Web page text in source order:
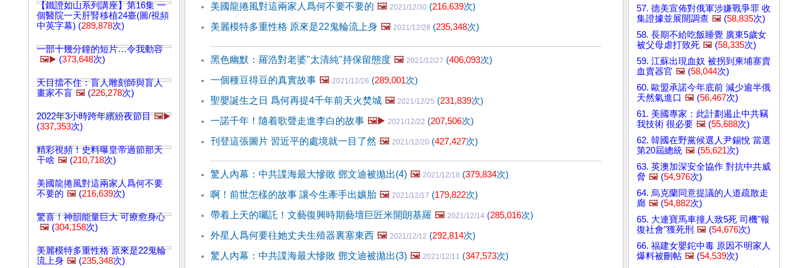
【鐵證如山系列講座】第16集 一
個醫院一天肝腎移植24臺(圖/視頻
中英字幕) (289,878次)
一部十幾分鐘的短片…令我動容
🖼️▶️ (373,648次)
天目擋不住：盲人雕刻師與盲人
畫家不盲 🖼️ (226,278次)
2022年3小時跨年繽紛夜節目 🖼️▶️
(337,353次)
精彩視頻！史料曝皇帝過節那天
干啥 🖼️ (210,718次)
美國龍捲風對這兩家人爲何不要
不要的 🖼️ (216,639次)
驚喜！神韻能量巨大 可療愈身心
🖼️ (304,158次)
美麗模特多重性格 原來是22鬼輪
流上身 🖼️ (235,348次)
美國龍捲風對這兩家人爲何不要不要的 🖼️ 2021/12/30 (216,639次)
美麗模特多重性格 原來是22鬼輪流上身 🖼️ 2021/12/28 (235,348次)
黑色幽默：羅浩對老婆"太清純"持保留態度 🖼️ 2021/12/27 (406,093次)
一個種豆得豆的真實故事 🖼️ 2021/12/26 (289,001次)
聖嬰誕生之日 爲何再提4千年前天火焚城 🖼️ 2021/12/25 (231,839次)
一諾千年！隨着歌聲走進李白的故事 🖼️▶️ 2021/12/22 (207,506次)
刊登這張圖片 習近平的處境就一目了然 🖼️ 2021/12/20 (427,427次)
驚人內幕：中共諜海最大慘敗 鄧文迪被拋出(4) 🖼️ 2021/12/18 (379,834次)
啊！前世怎樣的故事 讓今生牽手出孃胎 🖼️ 2021/12/17 (179,822次)
帶着上天的囑託！文藝復興時期藝壇巨匠米開朗基羅 🖼️ 2021/12/14 (285,016次)
外星人爲何要往她丈夫生殖器裏塞東西 🖼️ 2021/12/12 (292,814次)
驚人內幕：中共諜海最大慘敗 鄧文迪被拋出(3) 🖼️ 2021/12/11 (347,573次)
57. 德美宣佈對俄軍涉嫌戰爭罪 收
集證據並展開調查 🖼️ (58,835次)
58. 長期不給吃飯睡覺 廣東5歲女
被父母虐打致死 🖼️ (58,335次)
59. 江蘇出現血奴 被拐到柬埔寨賣
血賣器官 🖼️ (58,044次)
60. 歐盟承諾今年底前 減少逾半俄
天然氣進口 🖼️ (56,467次)
61. 美國專家：此計劃遏止中共竊
我技術 很必要 🖼️ (55,688次)
62. 韓國在野黨候選人尹錫悅 當選
第20屆總統 🖼️ (55,621次)
63. 英澳加深安全協作 對抗中共威
脅 🖼️ (54,976次)
64. 烏克蘭同意提議的人道疏散走
廊 🖼️ (54,882次)
65. 大連寶馬車撞人致5死 司機"報
復社會"獲死刑 🖼️ (54,676次)
66. 福建女嬰鉈中毒 原因不明家人
爆料被刪帖 🖼️ (54,539次)